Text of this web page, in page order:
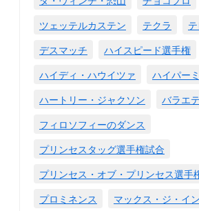
ツェッテルカステン
テクラ
デスマッチ
ハイスピード選手権
ハイディ・ハウイツァ
ハイパー
ハートリー・ジャクソン
バラエ
フィロソフィーのダンス
プリンセスタッグ選手権試合
プリンセス・オブ・プリンセス選手
プロミネンス
マックス・ジ・イ